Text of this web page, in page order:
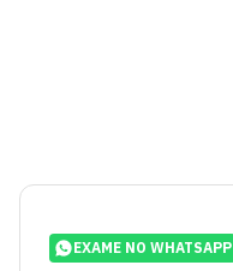
EXAME NO WHATSAPP